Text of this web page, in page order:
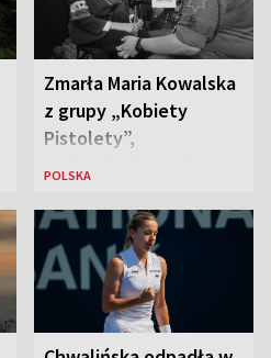
Zmarła Maria Kowalska
z grupy „Kobiety
Pistolety”,
sanitariuszka pułku
POLSKA